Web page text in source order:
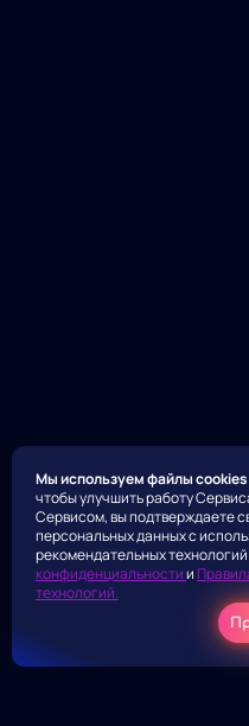
Мы используем файлы
чтобы улучшить работу
Сервисом, вы подтверждаете
персональных данных с
рекомендательных технологий
конфиденциальностии
технологий.